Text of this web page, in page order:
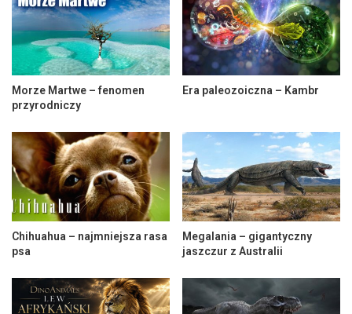
Morze Martwe – fenomen
przyrodniczy
Era paleozoiczna – Kambr
Chihuahua – najmniejsza rasa
psa
Megalania – gigantyczny
jaszczur z Australii